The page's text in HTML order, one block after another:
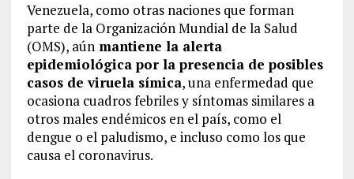
Venezuela, como otras naciones que forman
parte de la Organización Mundial de la Salud
(OMS), aúnmantiene la alerta
epidemiológica por la presencia de posibles
casos de viruela símica, una enfermedad que
ocasiona cuadros febriles y síntomas similares a
otros males endémicos en el país, como el
dengue o el paludismo, e incluso como los que
causa el coronavirus.